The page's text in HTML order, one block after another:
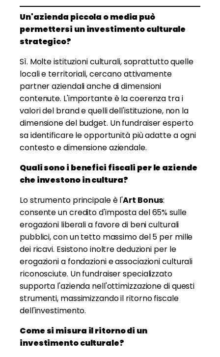
Un'azienda piccola o media può
permettersi un investimento culturale
strategico?
Sì. Molte istituzioni culturali, soprattutto quelle
locali e territoriali, cercano attivamente
partner aziendali anche di dimensioni
contenute. L'importante è la coerenza tra i
valori del brand e quelli dell'istituzione, non la
dimensione del budget. Un fundraiser esperto
sa identificare le opportunità più adatte a ogni
contesto e dimensione aziendale.
Quali sono i benefici fiscali per le aziende
che investono in cultura?
Lo strumento principale è l'Art Bonus:
consente un credito d'imposta del 65% sulle
erogazioni liberali a favore di beni culturali
pubblici, con un tetto massimo del 5 per mille
dei ricavi. Esistono inoltre deduzioni per le
erogazioni a fondazioni e associazioni culturali
riconosciute. Un fundraiser specializzato
supporta l'azienda nell'ottimizzazione di questi
strumenti, massimizzando il ritorno fiscale
dell'investimento.
Come si misura il ritorno di un
investimento culturale?